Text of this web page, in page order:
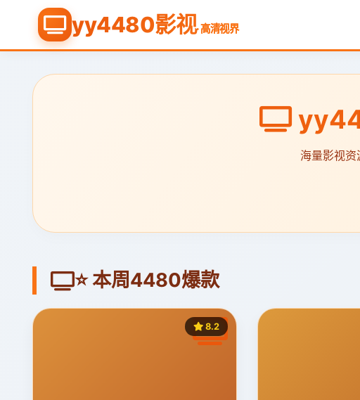
yy4480影视· 高清视界
海量影视
⭐ 本周4480爆款
8.2